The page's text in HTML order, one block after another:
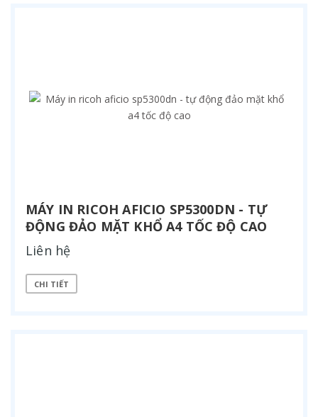
MÁY IN RICOH AFICIO SP5300DN - TỰ
ĐỘNG ĐẢO MẶT KHỔ A4 TỐC ĐỘ CAO
Liên hệ
CHI TIẾT